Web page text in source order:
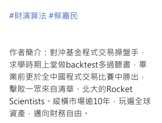
#財演算法 #蔡嘉民
作者簡介：對沖基金程式交易操盤手，
求學時期上堂做backtest多過聽書，畢
業前更於全中國程式交易比賽中勝出，
擊敗一眾來自清華、北大的Rocket
Scientists。縱橫市場逾10年，玩遍全球
資產，邁向財務自由。